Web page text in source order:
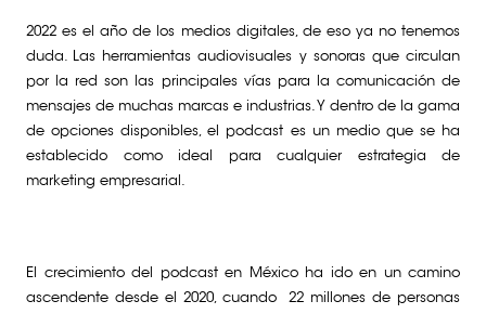
2022 es el año de los medios digitales, de eso ya no tenemos
duda. Las herramientas audiovisuales y sonoras que circulan
por la red son las principales vías para la comunicación de
mensajes de muchas marcas e industrias. Y dentro de la gama
de opciones disponibles, el podcast es un medio que se ha
establecido como ideal para cualquier estrategia de
marketing empresarial.
El crecimiento del podcast en México ha ido en un camino
ascendente desde el 2020, cuando 22 millones de personas